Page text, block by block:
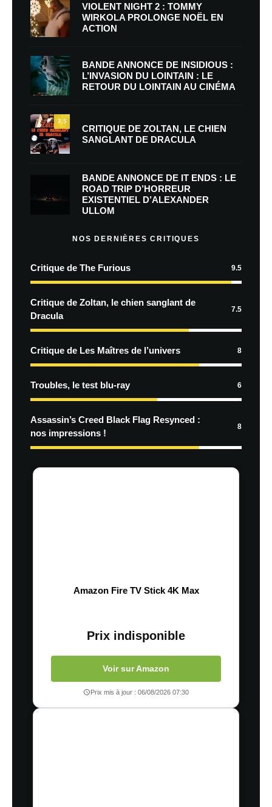
VIOLENT NIGHT 2 : TOMMY
WIRKOLA PROLONGE NOËL EN
ACTION
BANDE ANNONCE DE INSIDIOUS :
L’INVASION DU LOINTAIN : LE
RETOUR DU LOINTAIN AU CINÉMA
7.5
CRITIQUE DE ZOLTAN, LE CHIEN
SANGLANT DE DRACULA
BANDE ANNONCE DE IT ENDS : LE
ROAD TRIP D’HORREUR
EXISTENTIEL D’ALEXANDER
ULLOM
NOS DERNIÈRES CRITIQUES
Critique de The Furious 9.5
Critique de Zoltan, le chien sanglant de
Dracula
7.5
Critique de Les Maîtres de l’univers 8
Troubles, le test blu-ray 6
Assassin’s Creed Black Flag Resynced :
nos impressions !
8
Amazon Fire TV Stick 4K Max
Prix indisponible
Voir sur Amazon
Prix mis à jour : 06/08/2026 07:30